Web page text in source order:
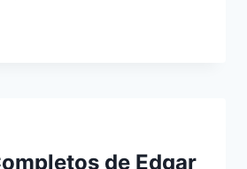
de Edgar